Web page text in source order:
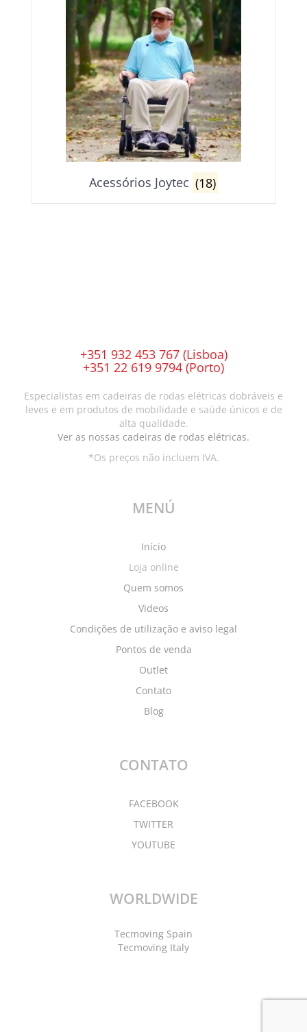
Acessórios Joytec (18)
+351 932 453 767 (Lisboa)
+351 22 619 9794 (Porto)
Especialistas em cadeiras de rodas elétricas dobráveis e
leves e em produtos de mobilidade e saúde únicos e de
alta qualidade.
Ver as nossas cadeiras de rodas elétricas.
*Os preços não incluem IVA.
MENÚ
Início
Loja online
Quem somos
Videos
Condições de utilização e aviso legal
Pontos de venda
Outlet
Contato
Blog
CONTATO
FACEBOOK
TWITTER
YOUTUBE
WORLDWIDE
Tecmoving Spain
Tecmoving Italy